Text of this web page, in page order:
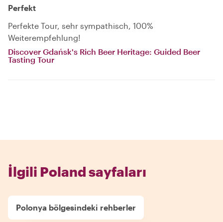
Perfekt
Perfekte Tour, sehr sympathisch, 100%
Weiterempfehlung!
Discover Gdańsk's Rich Beer Heritage: Guided Beer
Tasting Tour
İlgili Poland sayfaları
Polonya bölgesindeki rehberler